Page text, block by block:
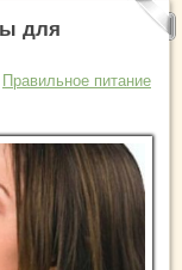
для
Правильное питание